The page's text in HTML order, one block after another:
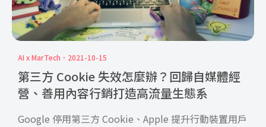
AI x MarTech 2021-10-15
第三方 Cookie 失效怎麼辦？回歸自媒體經
營、善用內容行銷打造高流量生態系
Google 停用第三方 Cookie、Apple 提升行動裝置用戶